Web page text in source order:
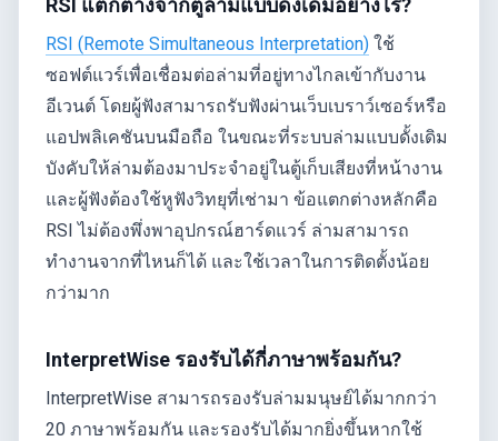
RSI แตกต่างจากตู้ล่ามแบบดั้งเดิมอย่างไร?
RSI (Remote Simultaneous Interpretation) ใช้
ซอฟต์แวร์เพื่อเชื่อมต่อล่ามที่อยู่ทางไกลเข้ากับงาน
อีเวนต์ โดยผู้ฟังสามารถรับฟังผ่านเว็บเบราว์เซอร์หรือ
แอปพลิเคชันบนมือถือ ในขณะที่ระบบล่ามแบบดั้งเดิม
บังคับให้ล่ามต้องมาประจำอยู่ในตู้เก็บเสียงที่หน้างาน
และผู้ฟังต้องใช้หูฟังวิทยุที่เช่ามา ข้อแตกต่างหลักคือ
RSI ไม่ต้องพึ่งพาอุปกรณ์ฮาร์ดแวร์ ล่ามสามารถ
ทำงานจากที่ไหนก็ได้ และใช้เวลาในการติดตั้งน้อย
กว่ามาก
InterpretWise รองรับได้กี่ภาษาพร้อมกัน?
InterpretWise สามารถรองรับล่ามมนุษย์ได้มากกว่า
20 ภาษาพร้อมกัน และรองรับได้มากยิ่งขึ้นหากใช้